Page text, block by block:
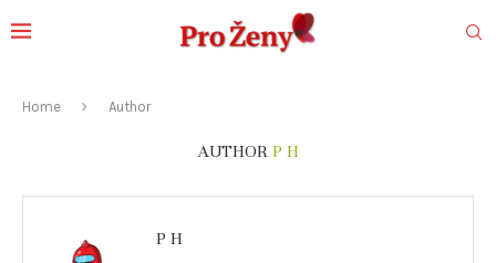
Home Author
AUTHOR P H
P H